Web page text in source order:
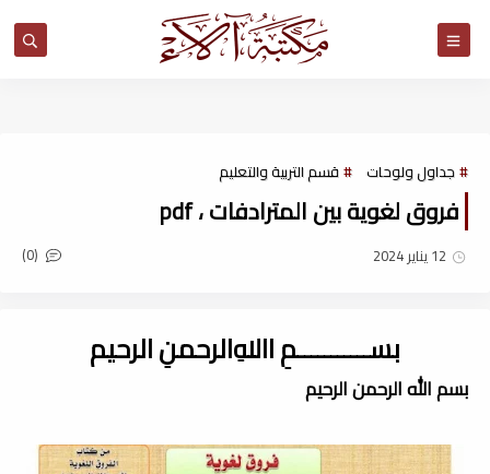
جداول ولوحات قسم التربية والتعليم
فروق لغوية بين المترادفات ، pdf
12 يناير 2024 (0)
بســـــــــــمِ اﷲِالرحمنِ الرحيم
بسم الله الرحمن الرحيم